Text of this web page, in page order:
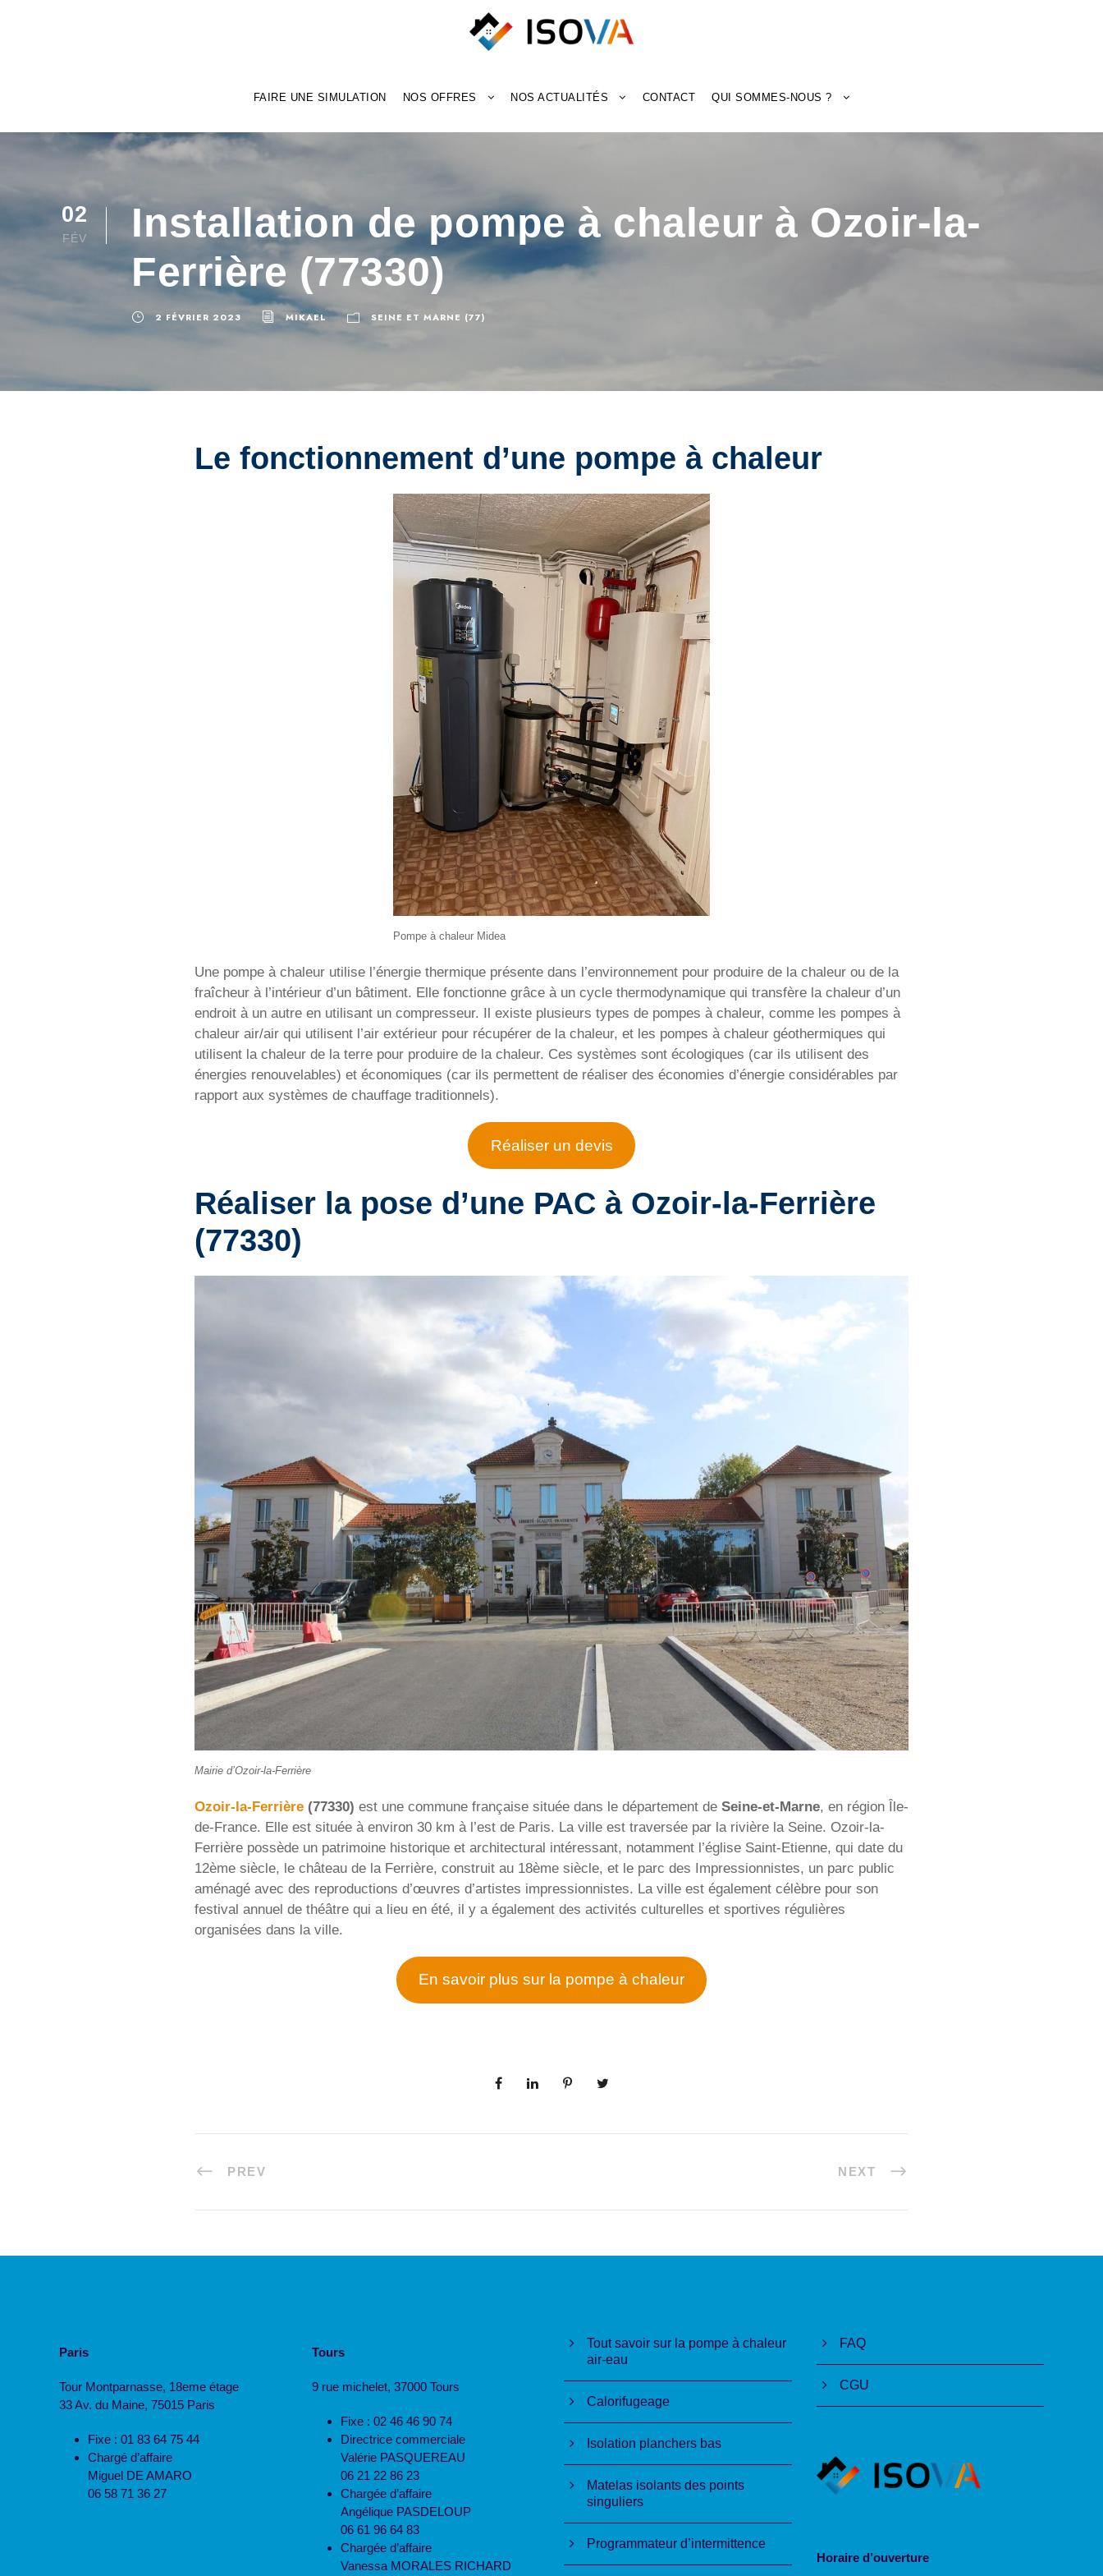
FAIRE UNE SIMULATION NOS OFFRES NOS ACTUALITÉS CONTACT QUI SOMMES-NOUS ?
02
FÉV
Installation de pompe à chaleur à Ozoir-la-
Ferrière (77330)
2 FÉVRIER 2023 MIKAEL SEINE ET MARNE (77)
Le fonctionnement d’une pompe à chaleur
Pompe à chaleur Midea
Une pompe à chaleur utilise l’énergie thermique présente dans l’environnement pour produire de la chaleur ou de la
fraîcheur à l’intérieur d’un bâtiment. Elle fonctionne grâce à un cycle thermodynamique qui transfère la chaleur d’un
endroit à un autre en utilisant un compresseur. Il existe plusieurs types de pompes à chaleur, comme les pompes à
chaleur air/air qui utilisent l’air extérieur pour récupérer de la chaleur, et les pompes à chaleur géothermiques qui
utilisent la chaleur de la terre pour produire de la chaleur. Ces systèmes sont écologiques (car ils utilisent des
énergies renouvelables) et économiques (car ils permettent de réaliser des économies d’énergie considérables par
rapport aux systèmes de chauffage traditionnels).
Réaliser un devis
Réaliser la pose d’une PAC à Ozoir-la-Ferrière
(77330)
Mairie d’Ozoir-la-Ferrière
Ozoir-la-Ferrière (77330) est une commune française située dans le département de Seine-et-Marne, en région Île-
de-France. Elle est située à environ 30 km à l’est de Paris. La ville est traversée par la rivière la Seine. Ozoir-la-
Ferrière possède un patrimoine historique et architectural intéressant, notamment l’église Saint-Etienne, qui date du
12ème siècle, le château de la Ferrière, construit au 18ème siècle, et le parc des Impressionnistes, un parc public
aménagé avec des reproductions d’œuvres d’artistes impressionnistes. La ville est également célèbre pour son
festival annuel de théâtre qui a lieu en été, il y a également des activités culturelles et sportives régulières
organisées dans la ville.
En savoir plus sur la pompe à chaleur
PREV NEXT
Paris
Tour Montparnasse, 18eme étage
33 Av. du Maine, 75015 Paris
Fixe : 01 83 64 75 44
Chargé d’affaire
Miguel DE AMARO
06 58 71 36 27
Tours
9 rue michelet, 37000 Tours
Fixe : 02 46 46 90 74
Directrice commerciale
Valérie PASQUEREAU
06 21 22 86 23
Chargée d’affaire
Angélique PASDELOUP
06 61 96 64 83
Chargée d’affaire
Vanessa MORALES RICHARD
Tout savoir sur la pompe à chaleur
air-eau
Calorifugeage
Isolation planchers bas
Matelas isolants des points
singuliers
Programmateur d’intermittence
FAQ
CGU
Horaire d’ouverture